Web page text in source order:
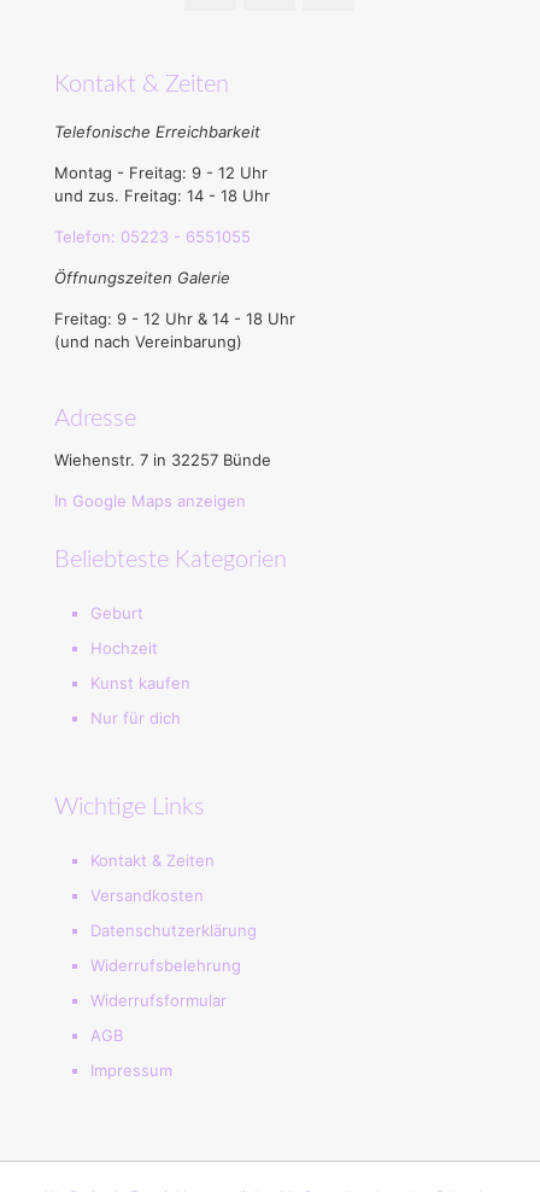
Kontakt & Zeiten
Telefonische Erreichbarkeit
Montag - Freitag: 9 - 12 Uhr
und zus. Freitag: 14 - 18 Uhr
Telefon: 05223 - 6551055
Öffnungszeiten Galerie
Freitag: 9 - 12 Uhr & 14 - 18 Uhr
(und nach Vereinbarung)
Adresse
Wiehenstr. 7 in 32257 Bünde
In Google Maps anzeigen
Beliebteste Kategorien
Geburt
Hochzeit
Kunst kaufen
Nur für dich
Wichtige Links
Kontakt & Zeiten
Versandkosten
Datenschutzerklärung
Widerrufsbelehrung
Widerrufsformular
AGB
Impressum